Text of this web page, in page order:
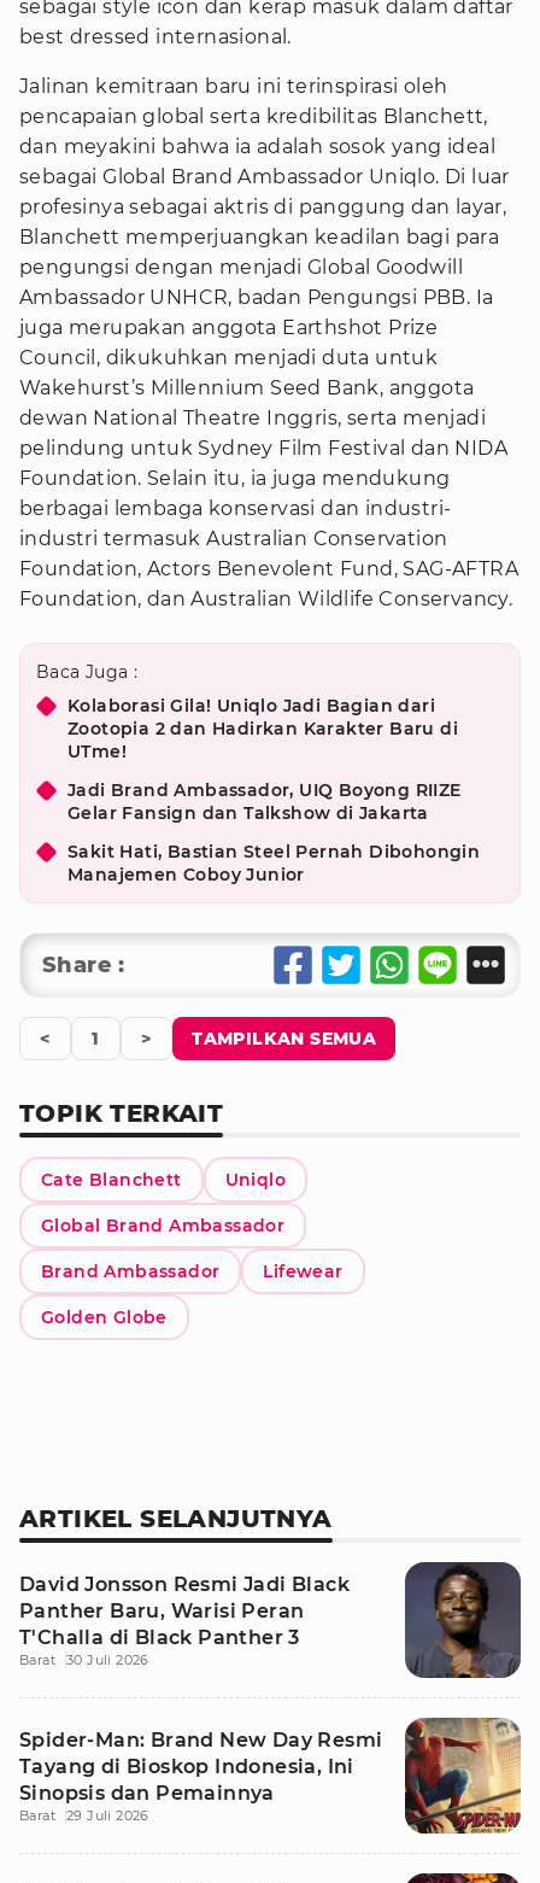
sebagai style icon dan kerap masuk dalam daftar
best dressed internasional.
Jalinan kemitraan baru ini terinspirasi oleh
pencapaian global serta kredibilitas Blanchett,
dan meyakini bahwa ia adalah sosok yang ideal
sebagai Global Brand Ambassador Uniqlo. Di luar
profesinya sebagai aktris di panggung dan layar,
Blanchett memperjuangkan keadilan bagi para
pengungsi dengan menjadi Global Goodwill
Ambassador UNHCR, badan Pengungsi PBB. Ia
juga merupakan anggota Earthshot Prize
Council, dikukuhkan menjadi duta untuk
Wakehurst’s Millennium Seed Bank, anggota
dewan National Theatre Inggris, serta menjadi
pelindung untuk Sydney Film Festival dan NIDA
Foundation. Selain itu, ia juga mendukung
berbagai lembaga konservasi dan industri-
industri termasuk Australian Conservation
Foundation, Actors Benevolent Fund, SAG-AFTRA
Foundation, dan Australian Wildlife Conservancy.
Baca Juga :
Kolaborasi Gila! Uniqlo Jadi Bagian dari
Zootopia 2 dan Hadirkan Karakter Baru di
UTme!
Jadi Brand Ambassador, UIQ Boyong RIIZE
Gelar Fansign dan Talkshow di Jakarta
Sakit Hati, Bastian Steel Pernah Dibohongin
Manajemen Coboy Junior
Share :
< 1 > TAMPILKAN SEMUA
TOPIK TERKAIT
Cate Blanchett Uniqlo
Global Brand Ambassador
Brand Ambassador Lifewear
Golden Globe
ARTIKEL SELANJUTNYA
David Jonsson Resmi Jadi Black
Panther Baru, Warisi Peran
T'Challa di Black Panther 3
Barat 30 Juli 2026
Spider-Man: Brand New Day Resmi
Tayang di Bioskop Indonesia, Ini
Sinopsis dan Pemainnya
Barat 29 Juli 2026